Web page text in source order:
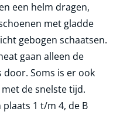
een helm dragen,
met gladde
gebogen schaatsen.
gaan alleen de
Soms is er ook
de snelste tijd.
plaats 1 t/m 4, de B